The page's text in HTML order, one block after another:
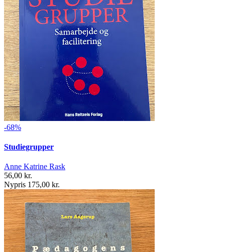
-68%
Studiegrupper
Anne Katrine Rask
56,00 kr.
Nypris 175,00 kr.